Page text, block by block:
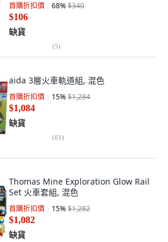
首購折扣價 68%$340
$106
缺貨
(5)
aida 3層火車軌道組, 混色
首購折扣價 15%$1,284
$1,084
缺貨
(61)
Thomas Mine Exploration Glow Rail
Set 火車套組, 混色
首購折扣價 15%$1,282
$1,082
缺貨